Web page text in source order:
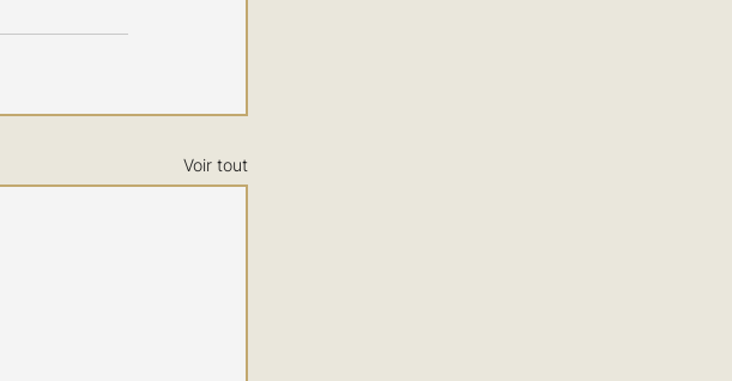
Voir tout